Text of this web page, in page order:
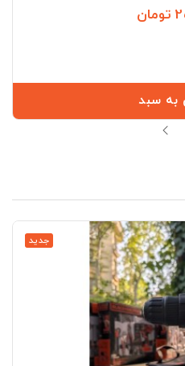
به سبد
جدید